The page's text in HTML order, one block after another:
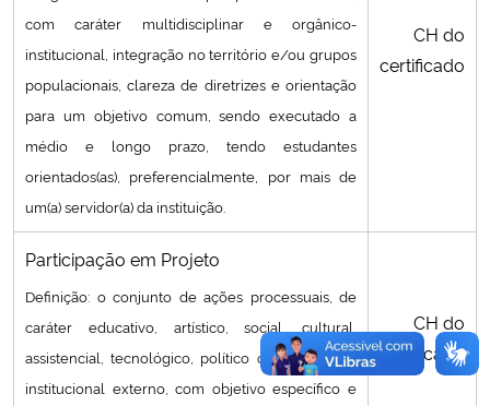
com caráter multidisciplinar e orgânico-
institucional, integração no território e/ou grupos
populacionais, clareza de diretrizes e orientação
para um objetivo comum, sendo executado a
médio e longo prazo, tendo estudantes
orientados(as), preferencialmente, por mais de
um(a) servidor(a) da instituição.
CH do
certificado
Participação em Projeto
Definição: o conjunto de ações processuais, de
caráter educativo, artístico, social, cultural,
assistencial, tecnológico, político ou de suporte
institucional externo, com objetivo específico e
CH do
certificado